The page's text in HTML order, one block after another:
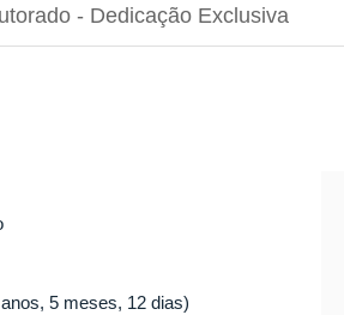
- Dedicação Exclusiva
5 meses, 12 dias)